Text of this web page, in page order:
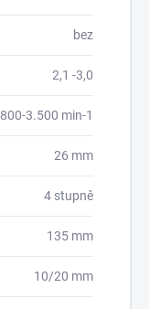
bez
2,1 -3,0
800-3.500 min-1
26 mm
4 stupně
135 mm
10/20 mm